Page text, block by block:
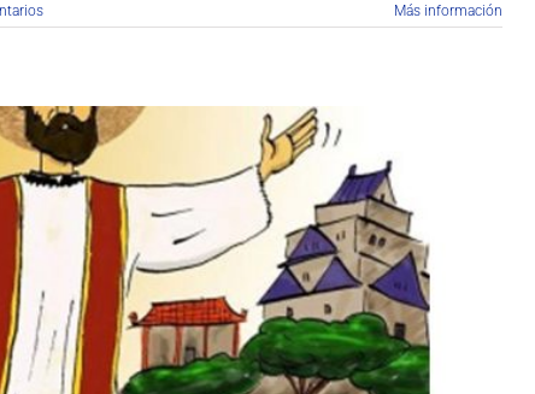
Más información
Javier! ¿Te animas a seguir sus pasos?
Formación Solidaridad